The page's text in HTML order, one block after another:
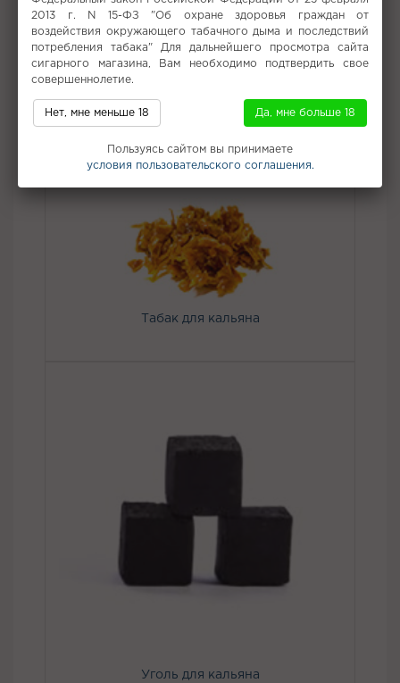
Характерные особенности табака Darkside Core Blueberry
Blast – мелкая нарезка, хорошая вымочка и отличная
дымность.
Вкус: Виноград
Не забудьте купить
Табак для кальяна
Уголь для кальяна
2013 г. N 15-ФЗ "Об охране здоровья граждан от
воздействия окружающего табачного дыма и последствий
потребления табака" Для дальнейшего просмотра сайта
сигарного магазина, Вам необходимо подтвердить свое
совершеннолетие.
Нет, мне меньше 18 Да, мне больше 18
Пользуясь сайтом вы принимаете
условия пользовательского соглашения.